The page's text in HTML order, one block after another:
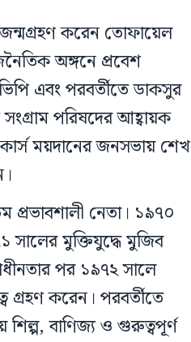
করেন তোফায়েল
অঙ্গনে প্রবেশ
এবং পরবর্তীতে ডাকসুর
পরিষদের আহ্বায়ক
ময়দানের জনসভায় শেখ
নেতা। ১৯৭০
সালের মুক্তিযুদ্ধে মুজিব
পর ১৯৭২ সালে
গ্রহণ করেন। পরবর্তীতে
শিল্প, বাণিজ্য ও গুরুত্বপূর্ণ